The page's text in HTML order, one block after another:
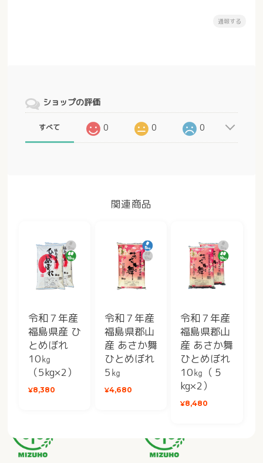
通報する
ショップの評価
すべて 0 0 0
関連商品
令和７年産
福島県産 ひ
とめぼれ
10㎏
（5kg×2）
¥8,380
令和７年産
福島県郡山
産 あさか舞
ひとめぼれ
5㎏
¥4,680
令和７年産
福島県郡山
産 あさか舞
ひとめぼれ
10㎏（５
kg×2）
¥8,480